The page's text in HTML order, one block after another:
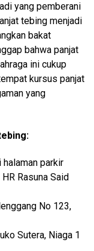
yang pemberani
tebing menjadi
bakat
bahwa panjat
ini cukup
kursus panjat
yang
parkir
Rasuna Said
No 123,
Sutera, Niaga 1